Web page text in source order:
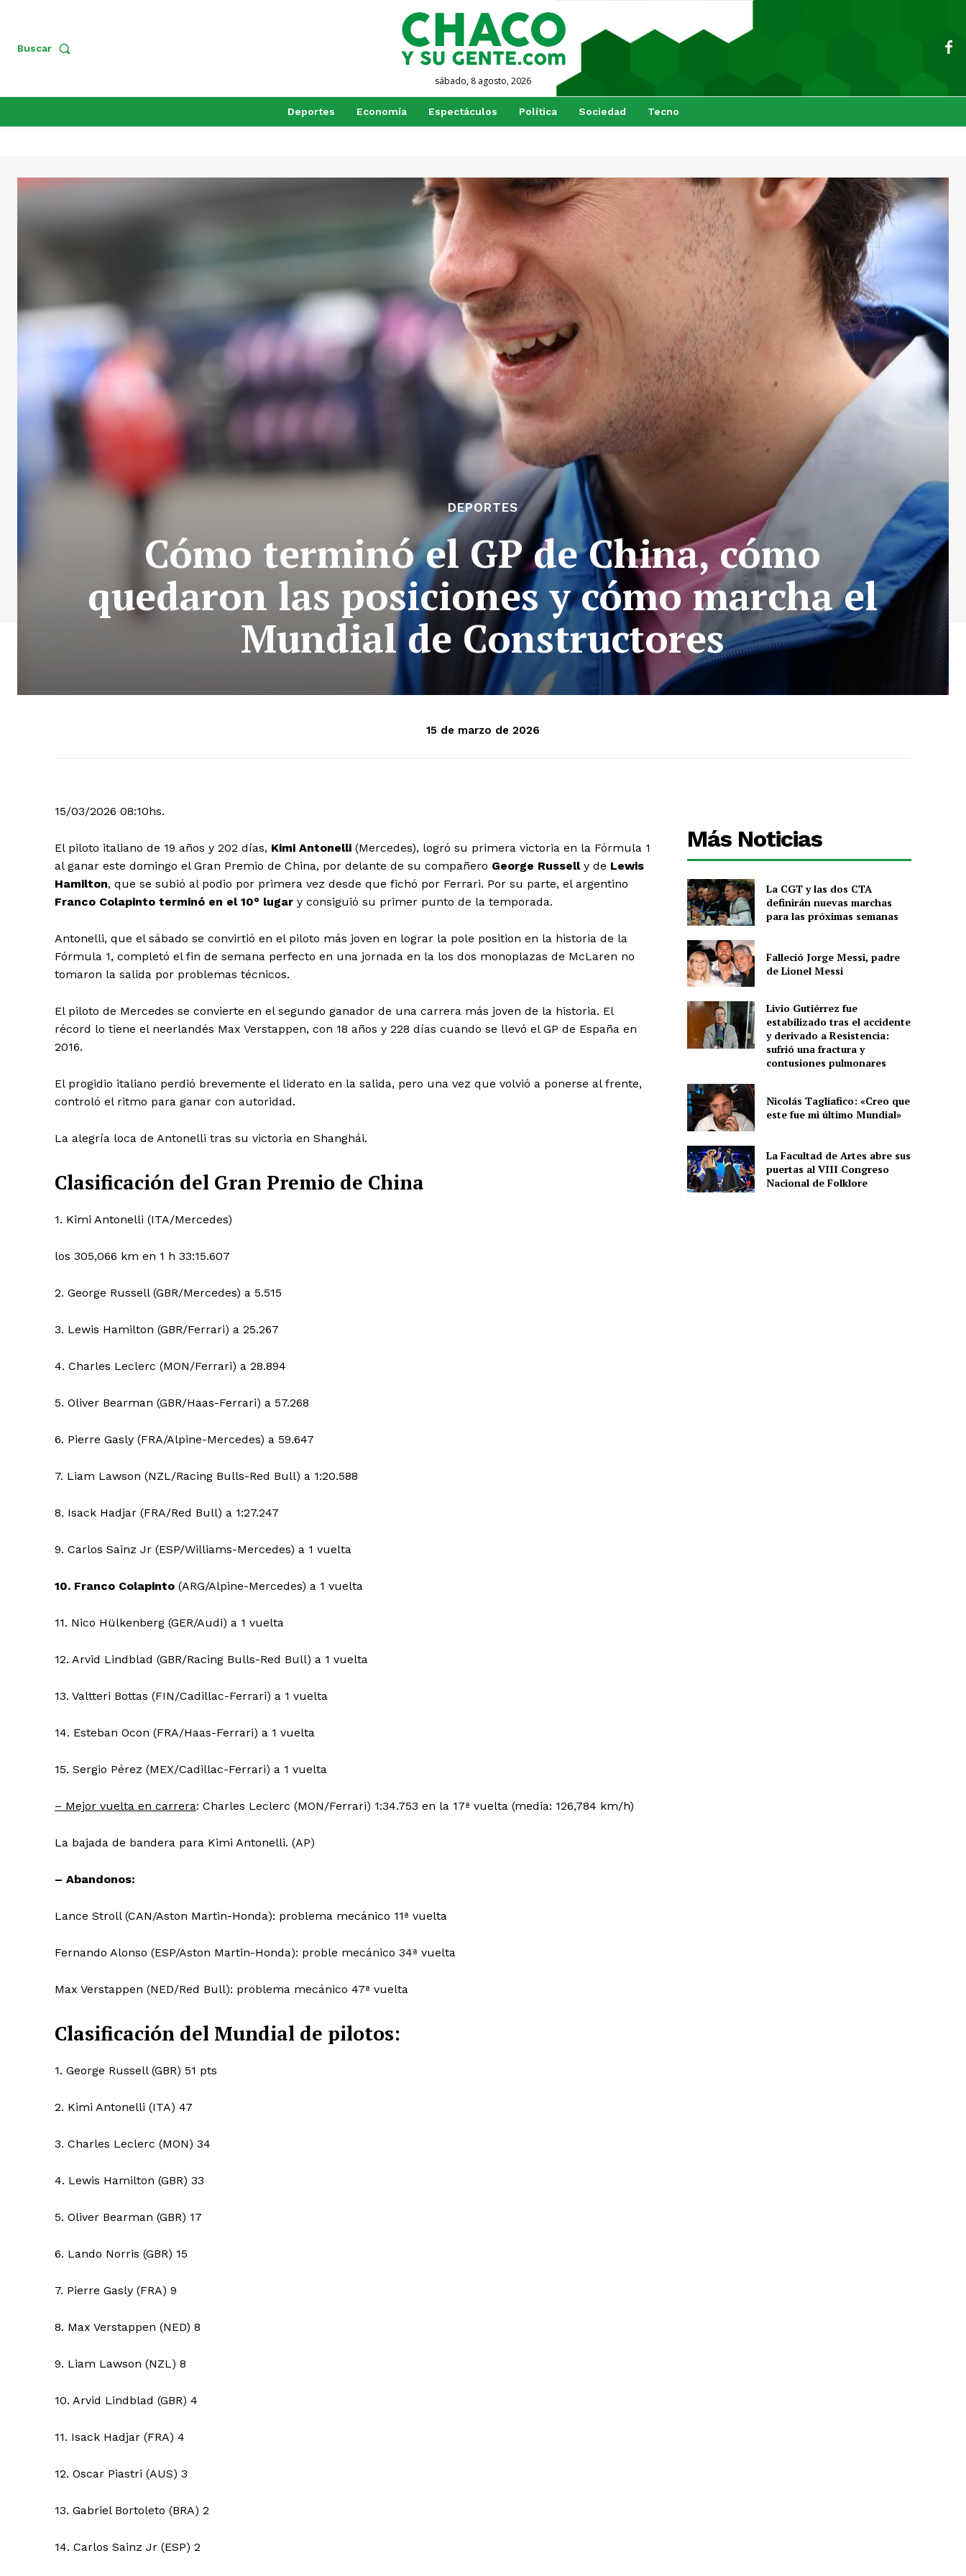
Buscar
sábado, 8 agosto, 2026
Deportes Economía Espectáculos Política Sociedad Tecno
DEPORTES
Cómo terminó el GP de China, cómo
quedaron las posiciones y cómo marcha el
Mundial de Constructores
15 de marzo de 2026
15/03/2026 08:10hs.
El piloto italiano de 19 años y 202 días, Kimi Antonelli (Mercedes), logró su primera victoria en la Fórmula 1
al ganar este domingo el Gran Premio de China, por delante de su compañero George Russelly de Lewis
Hamilton, que se subió al podio por primera vez desde que fichó por Ferrari. Por su parte, el argentino
Franco Colapinto terminó en el 10° lugar y consiguió su primer punto de la temporada.
Antonelli, que el sábado se convirtió en el piloto más joven en lograr la pole position en la historia de la
Fórmula 1, completó el fin de semana perfecto en una jornada en la los dos monoplazas de McLaren no
tomaron la salida por problemas técnicos.
El piloto de Mercedes se convierte en el segundo ganador de una carrera más joven de la historia. El
récord lo tiene el neerlandés Max Verstappen, con 18 años y 228 días cuando se llevó el GP de España en
2016.
El progidio italiano perdió brevemente el liderato en la salida, pero una vez que volvió a ponerse al frente,
controló el ritmo para ganar con autoridad.
La alegría loca de Antonelli tras su victoria en Shanghái.
Clasificación del Gran Premio de China
1. Kimi Antonelli (ITA/Mercedes)
los 305,066 km en 1 h 33:15.607
2. George Russell (GBR/Mercedes) a 5.515
3. Lewis Hamilton (GBR/Ferrari) a 25.267
4. Charles Leclerc (MON/Ferrari) a 28.894
5. Oliver Bearman (GBR/Haas-Ferrari) a 57.268
6. Pierre Gasly (FRA/Alpine-Mercedes) a 59.647
7. Liam Lawson (NZL/Racing Bulls-Red Bull) a 1:20.588
8. Isack Hadjar (FRA/Red Bull) a 1:27.247
9. Carlos Sainz Jr (ESP/Williams-Mercedes) a 1 vuelta
10. Franco Colapinto (ARG/Alpine-Mercedes) a 1 vuelta
11. Nico Hülkenberg (GER/Audi) a 1 vuelta
12. Arvid Lindblad (GBR/Racing Bulls-Red Bull) a 1 vuelta
13. Valtteri Bottas (FIN/Cadillac-Ferrari) a 1 vuelta
14. Esteban Ocon (FRA/Haas-Ferrari) a 1 vuelta
15. Sergio Pérez (MEX/Cadillac-Ferrari) a 1 vuelta
– Mejor vuelta en carrera: Charles Leclerc (MON/Ferrari) 1:34.753 en la 17ª vuelta (media: 126,784 km/h)
La bajada de bandera para Kimi Antonelli. (AP)
– Abandonos:
Lance Stroll (CAN/Aston Martin-Honda): problema mecánico 11ª vuelta
Fernando Alonso (ESP/Aston Martin-Honda): proble mecánico 34ª vuelta
Max Verstappen (NED/Red Bull): problema mecánico 47ª vuelta
Clasificación del Mundial de pilotos:
1. George Russell (GBR) 51 pts
2. Kimi Antonelli (ITA) 47
3. Charles Leclerc (MON) 34
4. Lewis Hamilton (GBR) 33
5. Oliver Bearman (GBR) 17
6. Lando Norris (GBR) 15
7. Pierre Gasly (FRA) 9
8. Max Verstappen (NED) 8
9. Liam Lawson (NZL) 8
10. Arvid Lindblad (GBR) 4
11. Isack Hadjar (FRA) 4
12. Oscar Piastri (AUS) 3
13. Gabriel Bortoleto (BRA) 2
14. Carlos Sainz Jr (ESP) 2
Más Noticias
La CGT y las dos CTA
definirán nuevas marchas
para las próximas semanas
Falleció Jorge Messi, padre
de Lionel Messi
Livio Gutiérrez fue
estabilizado tras el accidente
y derivado a Resistencia:
sufrió una fractura y
contusiones pulmonares
Nicolás Tagliafico: «Creo que
este fue mi último Mundial»
La Facultad de Artes abre sus
puertas al VIII Congreso
Nacional de Folklore